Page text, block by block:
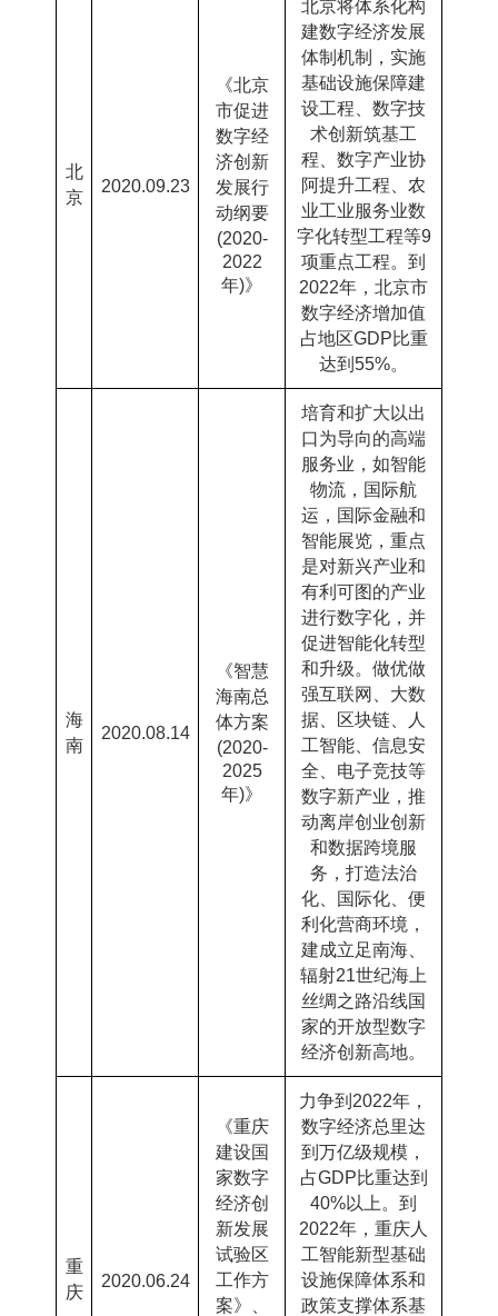
北
京
2020.09.23
《北京
市促进
数字经
济创新
发展行
动纲要
(2020-
2022
年)》
北京将体系化构
建数字经济发展
体制机制，实施
基础设施保障建
设工程、数字技
术创新筑基工
程、数字产业协
阿提升工程、农
业工业服务业数
字化转型工程等9
项重点工程。到
2022年，北京市
数字经济增加值
占地区GDP比重
达到 55%。
海
南
2020.08.14
《智慧
海南总
体方案
(2020-
2025
年)》
培育和扩大以出
口为导向的高端
服务业，如智能
物流，国际航
运，国际金融和
智能展览，重点
是对新兴产业和
有利可图的产业
进行数字化，并
促进智能化转型
和升级。做优做
强互联网、大数
据、区块链、人
工智能、信息安
全、电子竞技等
数字新产业，推
动离岸创业创新
和数据跨境服
务，打造法治
化、国际化、便
利化营商环境，
建成立足南海、
辐射21世纪海上
丝绸之路沿线国
家的开放型数字
经济创新高地。
重
庆
2020.06.24
《重庆
建设国
家数字
经济创
新发展
试验区
工作方
案》、
力争到 2022年，
数字经济总里达
到万亿级规模，
占GDP比重达到
40%以上。到
2022年，重庆人
工智能新型基础
设施保障体系和
政策支撑体系基